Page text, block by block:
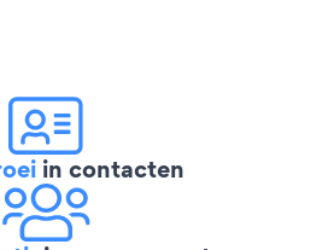
in contacten